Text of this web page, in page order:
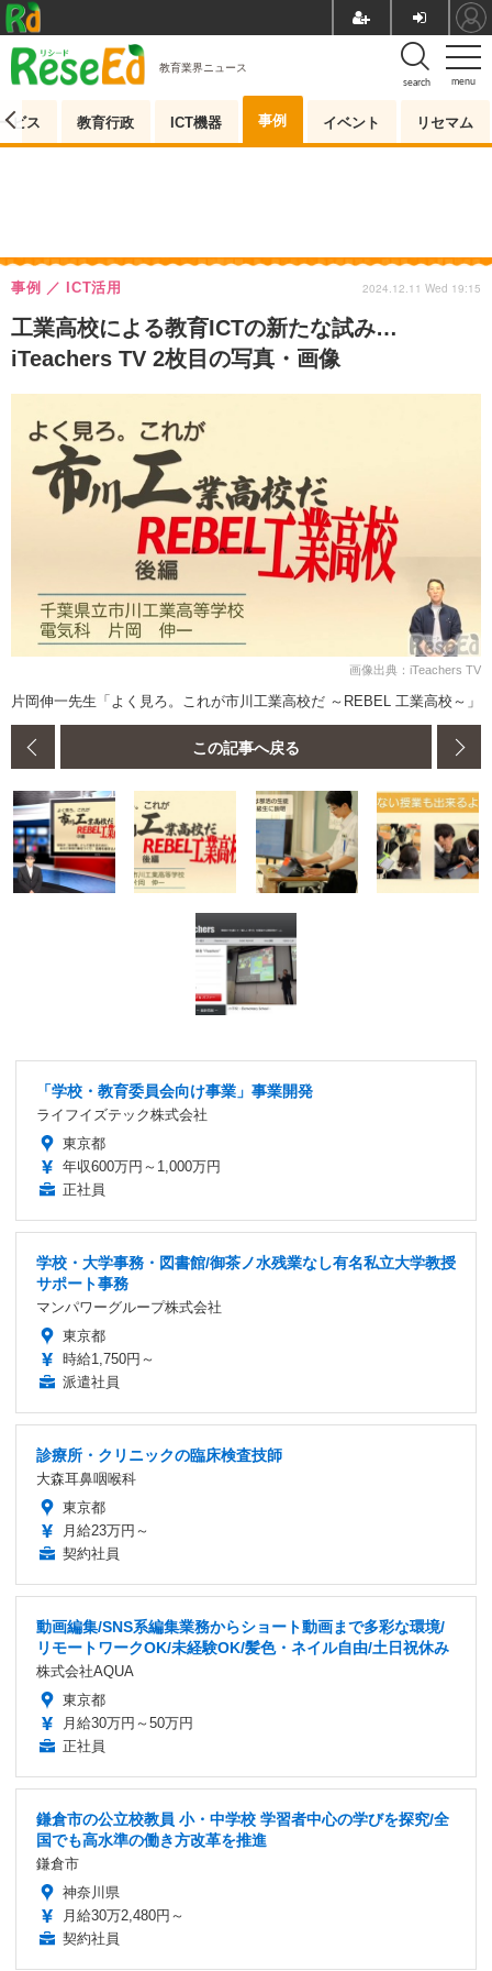
menu
search
教育業界ニュース
ビス 教育行政 ICT機器 事例 イベント リセマム
工業高校による教育ICTの新たな試み…
iTeachers TV 2枚目の写真・画像
事例 ICT活用 2024.12.11 Wed 19:15
画像出典：iTeachers TV
片岡伸一先生「よく見ろ。これが市川工業高校だ ～REBEL 工業高校～」
この記事へ戻る
「学校・教育委員会向け事業」事業開発
ライフイズテック株式会社
東京都
年収600万円～1,000万円
正社員
学校・大学事務・図書館/御茶ノ水残業なし有名私立大学教授
サポート事務
マンパワーグループ株式会社
東京都
時給1,750円～
派遣社員
診療所・クリニックの臨床検査技師
大森耳鼻咽喉科
東京都
月給23万円～
契約社員
動画編集/SNS系編集業務からショート動画まで多彩な環境/
リモートワークOK/未経験OK/髪色・ネイル自由/土日祝休み
株式会社AQUA
東京都
月給30万円～50万円
正社員
鎌倉市の公立校教員 小・中学校 学習者中心の学びを探究/全
国でも高水準の働き方改革を推進
鎌倉市
神奈川県
月給30万2,480円～
契約社員